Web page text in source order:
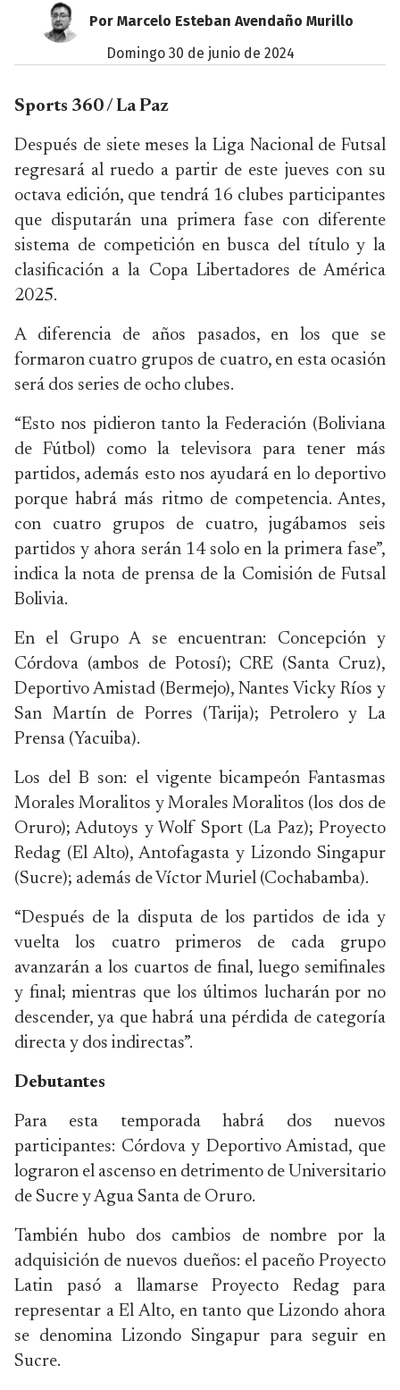
Por Marcelo Esteban Avendaño Murillo
domingo 30 de junio de 2024
Sports 360 / La Paz
Después de siete meses la Liga Nacional de Futsal
regresará al ruedo a partir de este jueves con su
octava edición, que tendrá 16 clubes participantes
que disputarán una primera fase con diferente
sistema de competición en busca del título y la
clasificación a la Copa Libertadores de América
2025.
A diferencia de años pasados, en los que se
formaron cuatro grupos de cuatro, en esta ocasión
será dos series de ocho clubes.
“Esto nos pidieron tanto la Federación (Boliviana
de Fútbol) como la televisora para tener más
partidos, además esto nos ayudará en lo deportivo
porque habrá más ritmo de competencia. Antes,
con cuatro grupos de cuatro, jugábamos seis
partidos y ahora serán 14 solo en la primera fase”,
indica la nota de prensa de la Comisión de Futsal
Bolivia.
En el Grupo A se encuentran: Concepción y
Córdova (ambos de Potosí); CRE (Santa Cruz),
Deportivo Amistad (Bermejo), Nantes Vicky Ríos y
San Martín de Porres (Tarija); Petrolero y La
Prensa (Yacuiba).
Los del B son: el vigente bicampeón Fantasmas
Morales Moralitos y Morales Moralitos (los dos de
Oruro); Adutoys y Wolf Sport (La Paz); Proyecto
Redag (El Alto), Antofagasta y Lizondo Singapur
(Sucre); además de Víctor Muriel (Cochabamba).
“Después de la disputa de los partidos de ida y
vuelta los cuatro primeros de cada grupo
avanzarán a los cuartos de final, luego semifinales
y final; mientras que los últimos lucharán por no
descender, ya que habrá una pérdida de categoría
directa y dos indirectas”.
Debutantes
Para esta temporada habrá dos nuevos
participantes: Córdova y Deportivo Amistad, que
lograron el ascenso en detrimento de Universitario
de Sucre y Agua Santa de Oruro.
También hubo dos cambios de nombre por la
adquisición de nuevos dueños: el paceño Proyecto
Latin pasó a llamarse Proyecto Redag para
representar a El Alto, en tanto que Lizondo ahora
se denomina Lizondo Singapur para seguir en
Sucre.